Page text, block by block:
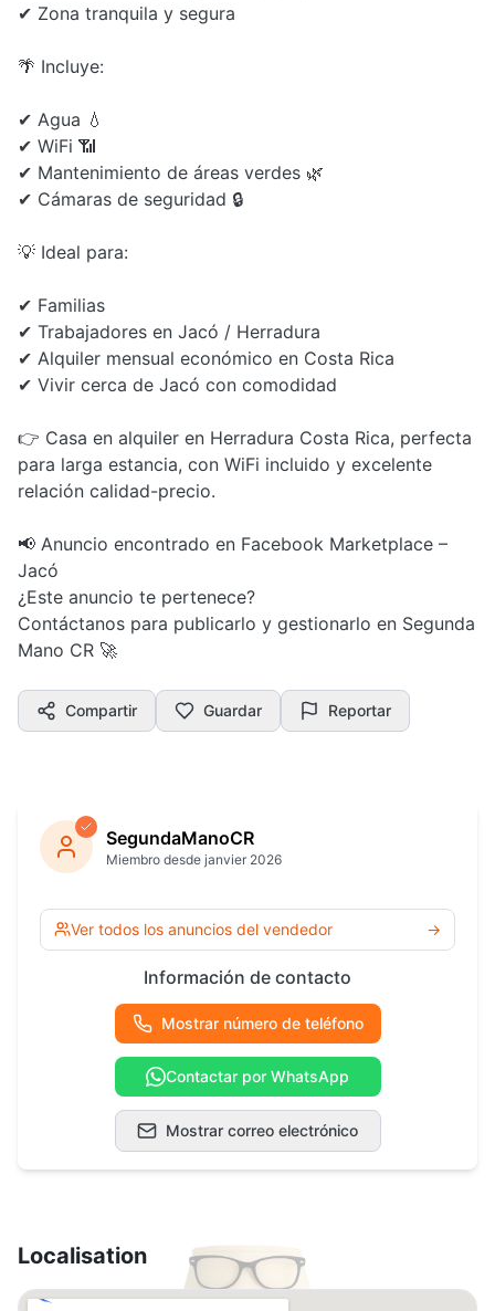
✔ Zona tranquila y segura
🌴 Incluye:
✔ Agua 💧
✔ WiFi 📶
✔ Mantenimiento de áreas verdes 🌿
✔ Cámaras de seguridad 🔒
💡 Ideal para:
✔ Familias
✔ Trabajadores en Jacó / Herradura
✔ Alquiler mensual económico en Costa Rica
✔ Vivir cerca de Jacó con comodidad
👉 Casa en alquiler en Herradura Costa Rica, perfecta
para larga estancia, con WiFi incluido y excelente
relación calidad-precio.
📢 Anuncio encontrado en Facebook Marketplace –
Jacó
¿Este anuncio te pertenece?
Contáctanos para publicarlo y gestionarlo en Segunda
Mano CR 🚀
Compartir Guardar Reportar
SegundaManoCR
Miembro desde janvier 2026
Ver todos los anuncios del vendedor →
Información de contacto
Mostrar número de teléfono
Contactar por WhatsApp
Mostrar correo electrónico
Localisation